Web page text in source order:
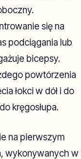
się na
podciągania lub
bicepsy.
powtórzenia
łokci w dół i do
kręgosłupa.
na pierwszym
wykonywanych w